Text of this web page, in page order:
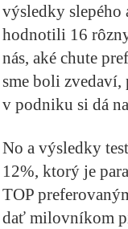
výsledky slepého
hodnotili 16
nás, aké chute
sme boli
v podniku si dá
No a výsledky
12%, ktorý je
TOP
dať milovníkom